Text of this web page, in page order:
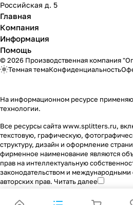
Российская д. 5
Главная
Компания
Информация
Помощь
© 2026 Производственная компания
Темная темаКонфиденциальность
На информационном ресурсе
технологии.
Все ресурсы сайта www.splitters.ru,
текстовую, графическую,
структуру, дизайн и оформление
фирменное наименование являются
прав на интеллектуальную
законодательством и
авторских прав. Читать далее